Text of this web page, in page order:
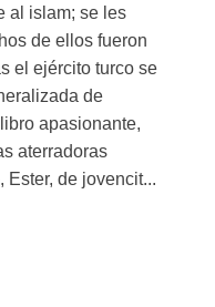
al islam; se les
de ellos fueron
el ejército turco se
de
apasionante,
aterradoras
de jovencit...
de su familia